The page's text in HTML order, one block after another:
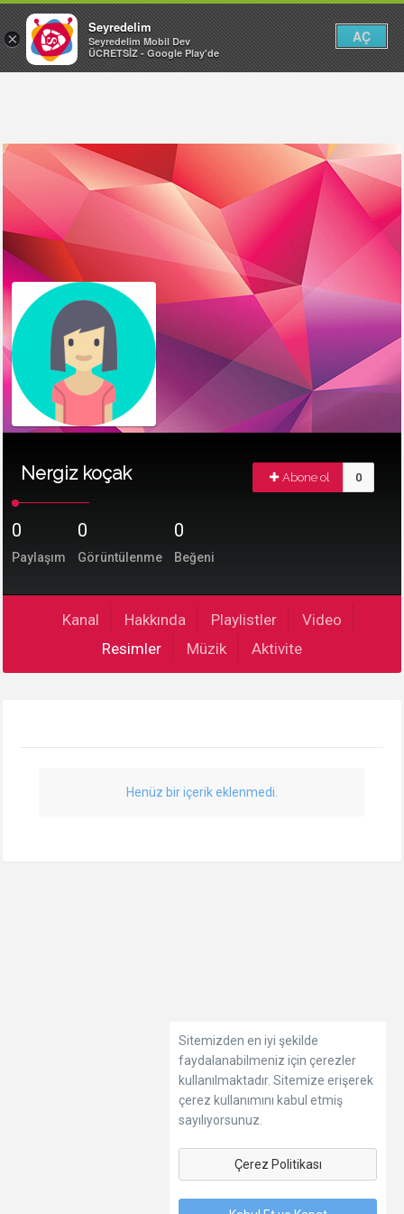
Nergiz koçak Abone ol 0
0
Paylaşım
0
Görüntülenme
0
Beğeni
Kanal Hakkında Playlistler
Video
Resimler
Müzik Aktivite
Henüz bir içerik eklenmedi.
Sitemizden en iyi şekilde
faydalanabilmeniz için çerezler
kullanılmaktadır. Sitemize erişerek
çerez kullanımını kabul etmiş
sayılıyorsunuz.
Çerez Politikası
×
Seyredelim
Seyredelim Mobil Dev
ÜCRETSİZ - Google Play'de
AÇ